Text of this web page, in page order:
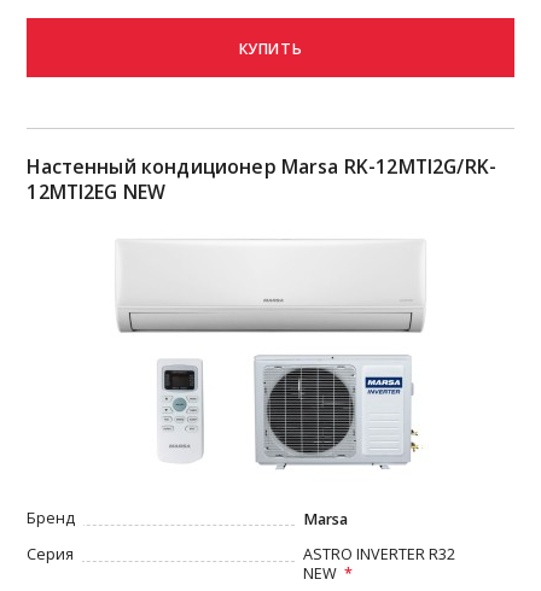
КУПИТЬ
Настенный кондиционер Marsa RK-12MTI2G/RK-
12MTI2EG NEW
Бренд
Marsa
Серия
ASTRO INVERTER R32
NEW